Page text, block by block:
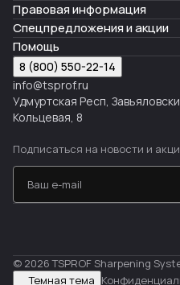
Правовая информация
Спецпредложения и акции
Помощь
8 (800) 550-22-14
info@tsprof.ru
Удмуртская Респ,
Кольцевая, 8
Подписаться на новости и
© 2026 TSPROF Sharpening
Темная тема